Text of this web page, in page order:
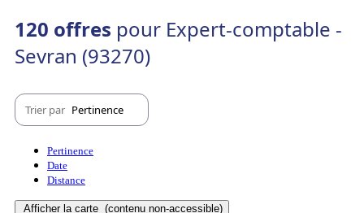
120 offres pour Expert-comptable -
Sevran (93270)
Trier par Pertinence
Pertinence
Date
Distance
Afficher la carte (contenu non-accessible)